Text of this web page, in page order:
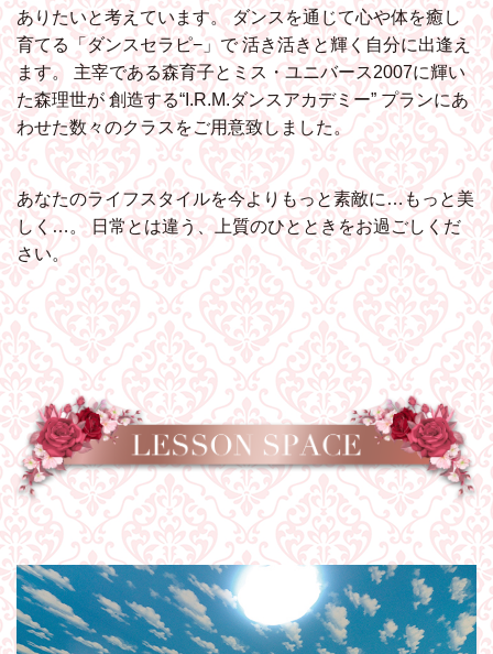
ありたいと考えています。 ダンスを通じて心や体を癒し
育てる「ダンスセラピ−」で活き活きと輝く自分に出逢え
ます。
主宰である森育子とミス・ユニバース2007に輝い
た森理世が創造する“I.R.M.ダンスアカデミー”プランにあ
わせた数々のクラスをご用意致しました。
あなたのライフスタイルを今よりもっと素敵に…もっと美
しく…。日常とは違う、上質のひとときをお過ごしくだ
さい。